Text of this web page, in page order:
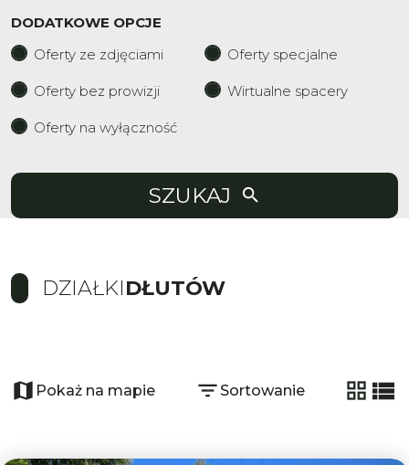
DODATKOWE OPCJE
Oferty ze zdjęciami
Oferty specjalne
Oferty bez prowizji Wirtualne spacery
Oferty na wyłączność
SZUKAJ
DZIAŁKIDŁUTÓW
−Pokaż na mapie Sortowanie
tabela